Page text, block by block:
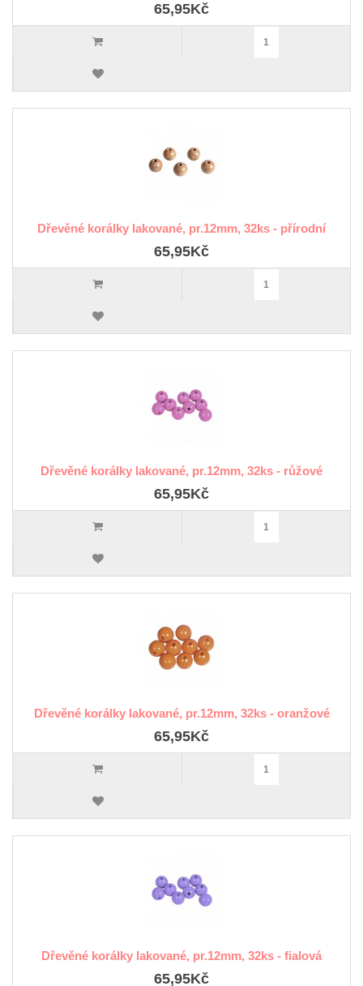
65,95Kč
Dřevěné korálky lakované, pr.12mm, 32ks - přírodní
65,95Kč
Dřevěné korálky lakované, pr.12mm, 32ks - růžové
65,95Kč
Dřevěné korálky lakované, pr.12mm, 32ks - oranžové
65,95Kč
Dřevěné korálky lakované, pr.12mm, 32ks - fialová
65,95Kč